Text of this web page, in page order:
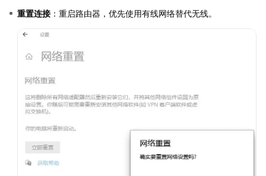
重置连接 ：重启路由器，优先使用有线网络替代无线。